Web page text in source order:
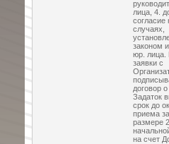
лица, 4.
согласие
случаях,
законом
юр. лица.
заявки с
договор о
Задаток
срок до
приема
размере
на счет